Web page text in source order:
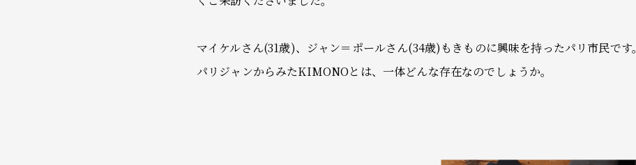
マイケルさん(31歳)、ジャン＝ポールさん(34歳)もきものに興味を持ったパリ市民です。
パリジャンからみたKIMONOとは、一体どんな存在なのでしょうか。